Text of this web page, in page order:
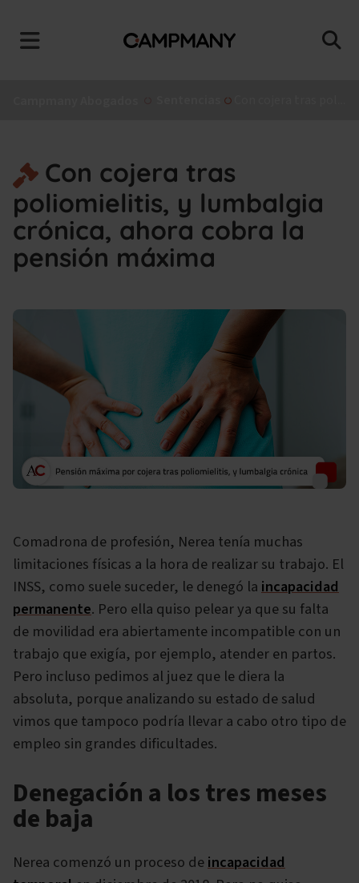
Con cojera tras
poliomielitis, y lumbalgia
crónica, ahora cobra la
pensión máxima
Comadrona de profesión, Nerea tenía muchas
limitaciones físicas a la hora de realizar su trabajo. El
INSS, como suele suceder, le denegó la incapacidad
permanente. Pero ella quiso pelear ya que su falta
de movilidad era abiertamente incompatible con un
trabajo que exigía, por ejemplo, atender en partos.
Pero incluso pedimos al juez que le diera la
absoluta, porque analizando su estado de salud
vimos que tampoco podría llevar a cabo otro tipo de
empleo sin grandes dificultades.
Denegación a los tres meses
de baja
Nerea comenzó un proceso deincapacidad